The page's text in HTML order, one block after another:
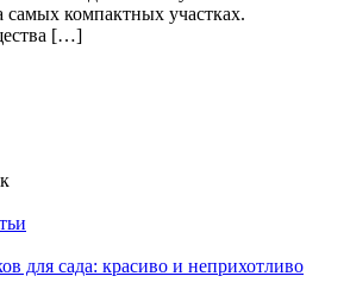
самых компактных участках.
[…]
для сада: красиво и неприхотливо